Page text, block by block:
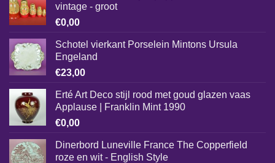
vintage - groot
€0,00
Schotel vierkant Porselein Mintons Ursula
Engeland
€23,00
Erté Art Deco stijl rood met goud glazen vaas
Applause | Franklin Mint 1990
€0,00
Dinerbord Luneville France The Copperfield
roze en wit - English Style